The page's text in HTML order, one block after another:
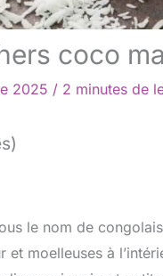
coco
2025 / 2 minutes de
le nom de
et moelleuses à